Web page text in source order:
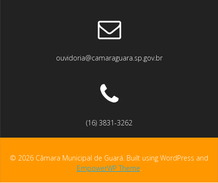
ouvidoria@camaraguara.sp.gov.br
(16) 3831-3262
© 2026 Câmara Municipal de Guará. Built using WordPress and
EmpowerWP Theme.